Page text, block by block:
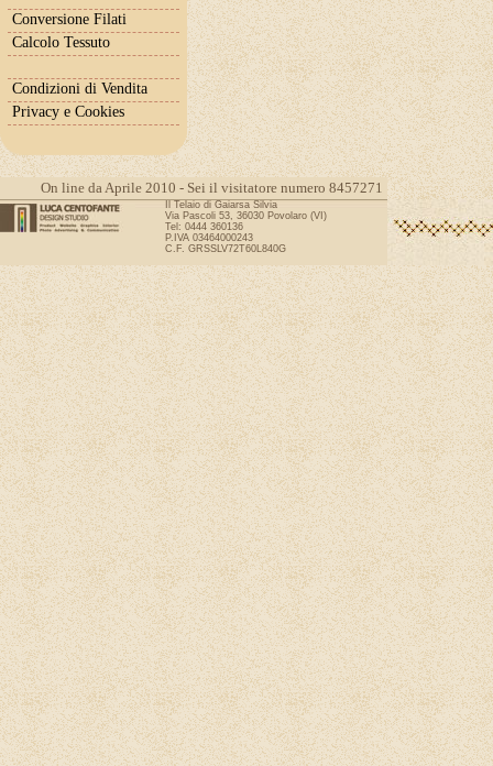
Conversione Filati
Calcolo Tessuto
Condizioni di Vendita
Privacy e Cookies
On line da Aprile 2010 - Sei il visitatore numero 8457271
Il Telaio di Gaiarsa Silvia
Via Pascoli 53, 36030 Povolaro (VI)
Tel: 0444 360136
P.IVA 03464000243
C.F. GRSSLV72T60L840G